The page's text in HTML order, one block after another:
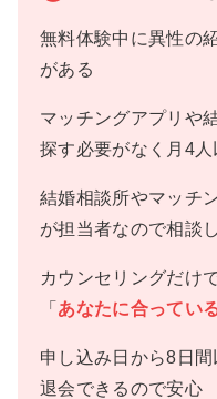
無料体験中に異性の
がある
マッチングアプリや
探す必要がなく月4
結婚相談所やマッチ
が担当者なので相談
カウンセリングだけ
「 あなたに合ってい
申し込み日から8日
退会できるので安心